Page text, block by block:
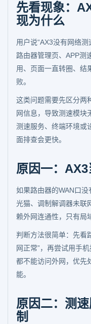
先看现象：
现为什么
用户说“AX3没有网络
路由器管理页、APP测
用、页面一直转圈、结
败。
这类问题需要先区分两
网信息，导致测速模块
测速服务、终端环境或
面排查会更快。
原因一：
如果路由器的WAN口
光猫、调制解调器未联
赖外网连通性，只有局
判断方法很简单：先看
网正常”，再尝试用手
都不能访问外网，优先
能。
原因二：测
制